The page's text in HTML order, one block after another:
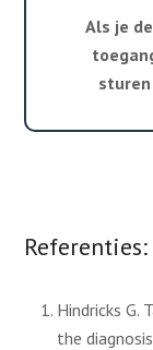
Als je
Referenties:
Hindricks G.
the